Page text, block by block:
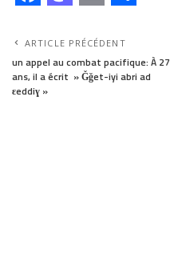
a
c
e
a
s
t
m
a
h
a
ARTICLE PRÉCÉDENT
un appel au combat pacifique: À 27
ans, il a écrit » Ǧǧet-iyi abri ad
ɛeddiɣ »